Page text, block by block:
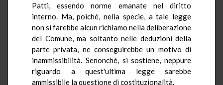
Patti, essendo norme emanate nel diritto
interno. Ma, poiché, nella specie, a tale legge
non si farebbe alcun richiamo nella deliberazione
del Comune, ma soltanto nelle deduzioni della
parte privata, ne conseguirebbe un motivo di
inammissibilità. Senonché, si sostiene, neppure
riguardo a quest'ultima legge sarebbe
ammissibile la questione di costituzionalità.